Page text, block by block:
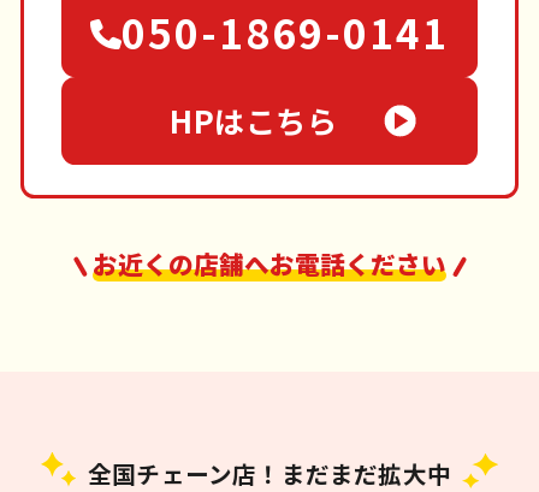
050-1869-0141
HPはこちら
お近くの店舗へお電話ください
全国チェーン店！まだまだ拡大中